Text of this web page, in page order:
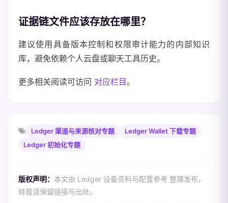
证据链文件应该存放在哪里？
建议使用具备版本控制和权限审计能力的内部知识
库，避免依赖个人云盘或聊天工具历史。
更多相关阅读可访问 对应栏目。
Ledger 渠道与来源核对专题
Ledger Wallet 下载专题
Ledger 初始化专题
版权声明： 本文由 Ledger 设备资料与配置参考 整理发布，
转载请保留链接与出处。